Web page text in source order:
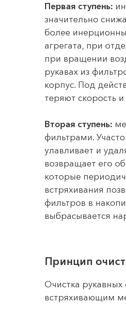
Первая ступень:
значительно
более
агрегата, при
при вращении
рукавах из
корпус. Под
теряют скорость
Вторая ступень:
фильтрами.
улавливает и
возвращает его
которые
встряхивания
фильтров в
выбрасывается
Принцип
Очистка
встряхивающим